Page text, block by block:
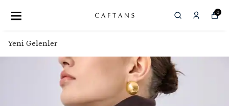
0
Yeni Gelenler